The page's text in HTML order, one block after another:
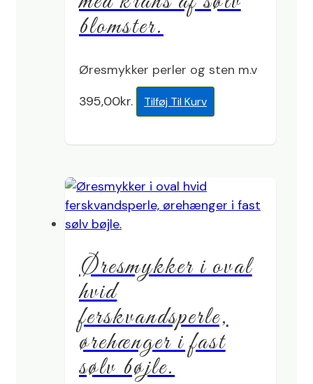
blomster.
Øresmykker perler og sten m.v
395,00kr. Tilføj Til Kurv
Øresmykker i oval
hvid
ferskvandsperle,
ørehænger i fast
sølv bøjle.